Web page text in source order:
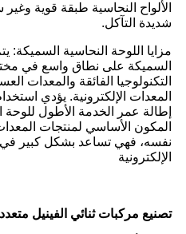
الألواح النحاسية طبقة قوية
شديدة التآكل.
مزايا اللوحة النحاسية السميكة:
السميكة على نطاق واسع في
التكنولوجيا الفائقة والمعدات
المعدات الإلكترونية. يؤدي
إطالة عمر الخدمة الأطول للوحة
المكون الأساسي لمنتجات
نفسه، فهي تساعد بشكل كبير
الإلكترونية
تصنيع مركبات ثنائي الفينيل متعدد